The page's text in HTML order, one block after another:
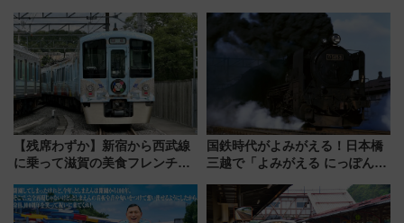
アひまわり園」開園
たな玄関口へ
【残席わずか】新宿から西武線
に乗って滋賀の美食フレンチを
「52席の至福」で味わう近江牛
や伝統文化の特別コラボ
国鉄時代がよみがえる！日本橋
三越で「よみがえる にっぽんの
敬の名作写真も、駅弁フェスも
同時開催！